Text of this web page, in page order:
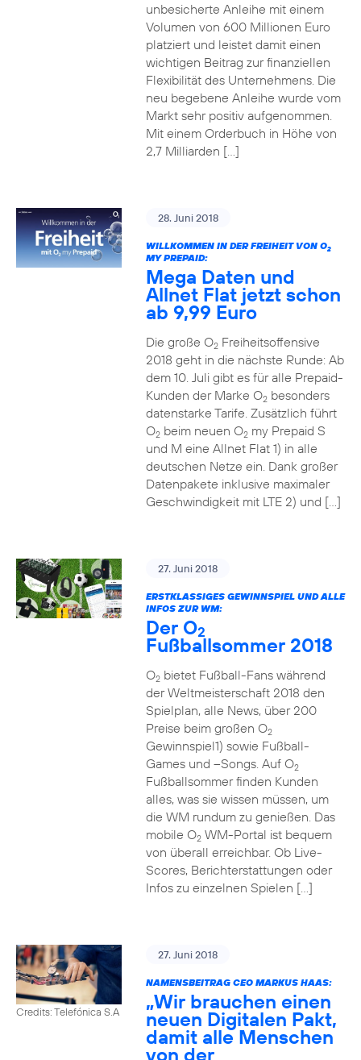
unbesicherte Anleihe mit einem
Volumen von 600 Millionen Euro
platziert und leistet damit einen
wichtigen Beitrag zur finanziellen
Flexibilität des Unternehmens. Die
neu begebene Anleihe wurde vom
Markt sehr positiv aufgenommen.
Mit einem Orderbuch in Höhe von
2,7 Milliarden […]
28. Juni 2018
WILLKOMMEN IN DER FREIHEIT VON O2
MY PREPAID:
Mega Daten und
Allnet Flat jetzt schon
ab 9,99 Euro
Die große O2Freiheitsoffensive
2018 geht in die nächste Runde: Ab
dem 10. Juli gibt es für alle Prepaid-
Kunden der Marke O2besonders
datenstarke Tarife. Zusätzlich führt
O2beim neuen O2my Prepaid S
und M eine Allnet Flat 1) in alle
deutschen Netze ein. Dank großer
Datenpakete inklusive maximaler
Geschwindigkeit mit LTE 2) und […]
27. Juni 2018
ERSTKLASSIGES GEWINNSPIEL UND ALLE
INFOS ZUR WM:
Der O2
Fußballsommer 2018
O2bietet Fußball-Fans während
der Weltmeisterschaft 2018 den
Spielplan, alle News, über 200
Preise beim großen O2
Gewinnspiel1) sowie Fußball-
Games und –Songs. Auf O2
Fußballsommer finden Kunden
alles, was sie wissen müssen, um
die WM rundum zu genießen. Das
mobile O2WM-Portal ist bequem
von überall erreichbar. Ob Live-
Scores, Berichterstattungen oder
Infos zu einzelnen Spielen […]
Credits: Telefónica S.A
27. Juni 2018
NAMENSBEITRAG CEO MARKUS HAAS:
„Wir brauchen einen
neuen Digitalen Pakt,
damit alle Menschen
von der